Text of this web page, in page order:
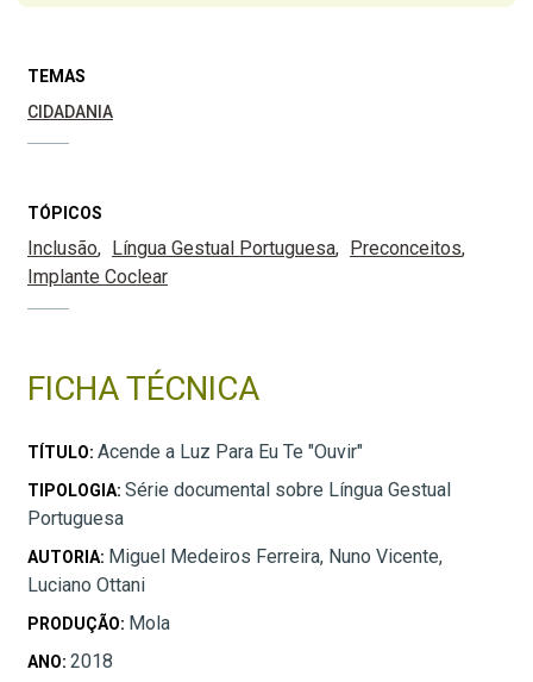
TEMAS
CIDADANIA
TÓPICOS
Inclusão Língua Gestual Portuguesa
Preconceitos
Implante Coclear
FICHA TÉCNICA
TÍTULO: Acende a Luz Para Eu Te "Ouvir"
TIPOLOGIA: Série documental sobre Língua Gestual
Portuguesa
AUTORIA: Miguel Medeiros Ferreira, Nuno Vicente,
Luciano Ottani
PRODUÇÃO: Mola
ANO: 2018